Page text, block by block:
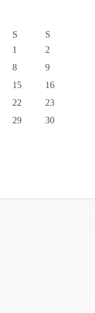
S
S
1
2
8
9
15
16
22
23
29
30